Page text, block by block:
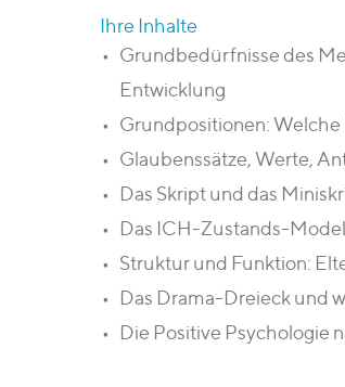
Ihre Inhalte
Grundbedürfnisse des
Entwicklung
Grundpositionen:
Glaubenssätze, Werte,
Das Skript und das
Das ICH-Zustands-
Struktur und Funktion:
Das Drama-Dreieck und
Die Positive Psychologie